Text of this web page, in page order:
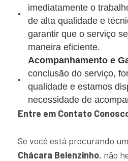
imediatamente o
de alta qualidade e
garantir que o serviço
maneira eficiente.
Acompanhamento e
conclusão do serviço,
qualidade e estamos
necessidade de
Entre em Contato
Se você está procurando um
Chácara Belenzinho, não